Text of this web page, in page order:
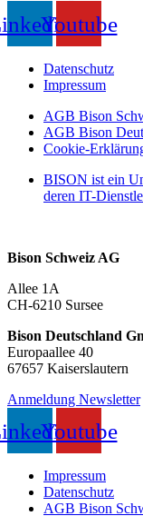
Youtube
Datenschutz
Impressum
AGB Bison
AGB Bison
Cookie-
BISON ist ein
deren IT-
Bison Schweiz AG
Allee 1A
CH-6210 Sursee
Bison Deutschland
Europaallee 40
67657 Kaiserslautern
Anmeldung Newsletter
Youtube
Impressum
Datenschutz
AGB Bison